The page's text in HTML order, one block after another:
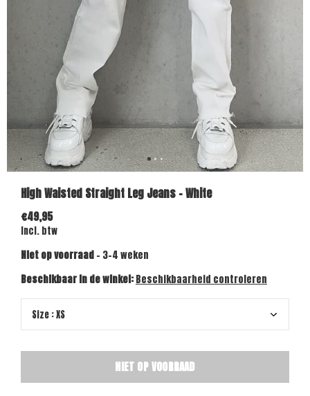
High Waisted Straight Leg Jeans - White
€49,95
Incl. btw
Niet op voorraad- 3-4 weken
Beschikbaar in de winkel:Beschikbaarheid controleren
NIET OP VOORRAAD